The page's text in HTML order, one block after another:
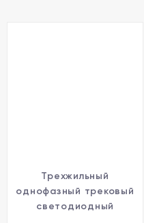
Трехжильный
однофазный трековый
светодиодный